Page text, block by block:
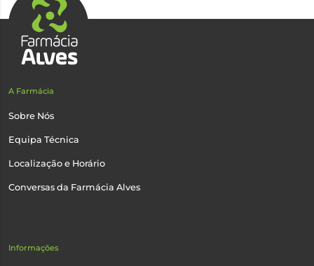
A Farmácia
Sobre Nós
Equipa Técnica
Localização e Horário
Conversas da Farmácia Alves
Informações